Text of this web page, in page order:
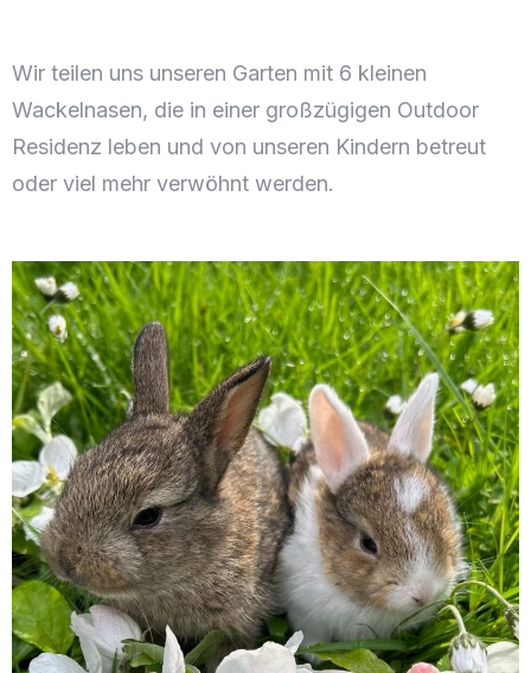
Wir teilen uns unseren Garten mit 6 kleinen
Wackelnasen, die in einer großzügigen Outdoor
Residenz leben und von unseren Kindern betreut
oder viel mehr verwöhnt werden.
Anreise
Abreise
Gäste
1
Suche